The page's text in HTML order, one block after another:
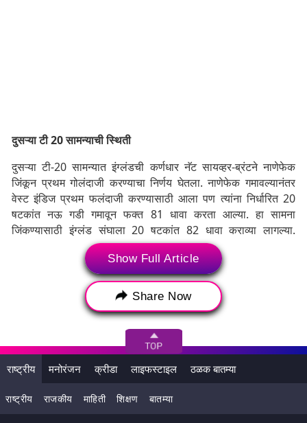
दुसऱ्या टी 20 सामन्याची स्थिती
दुसऱ्या टी-20 सामन्यात इंग्लंडची कर्णधार नॅट सायव्हर-ब्रंटने नाणेफेक
जिंकून प्रथम गोलंदाजी करण्याचा निर्णय घेतला. नाणेफेक गमावल्यानंतर
वेस्ट इंडिज प्रथम फलंदाजी करण्यासाठी आला पण त्यांना निर्धारित 20
षटकांत नऊ गडी गमावून फक्त 81 धावा करता आल्या. हा सामना
जिंकण्यासाठी इंग्लंड संघाला 20 षटकांत 82 धावा कराव्या लागल्या.
लक्ष्याचा पाठलाग करणाऱ्या इंग्लंडने केवळ 9.2 षटकांत एक गडी गमावून
इंग्लंड विरुद्ध वेस्ट इंडिज हेड टू हेड रेकॉर्ड
इंग्लंड आणि वेस्ट इंडिज यांच्यात आतापर्यंत टी-20 आंतरराष्ट्रीय
क्रिकेटमध्ये एकूण 31 सामने खेळले गेले आहेत. या काळात इंग्लंड संघाने
वरचढ कामगिरी केली आहे. इंग्लंड संघाने 21 सामने जिंकले आहेत. तर, वेस्ट
इंडिज संघाने फक्त नऊ सामने जिंकले आहेत. त्याच वेळी, एक सामना
बरोबरीत सुटला. तथापि, गेल्या ऑक्टोबरमध्ये वेस्ट इंडिजने इंग्लंडला सहा
विकेट्सने पराभूत करून 2024 च्या टी 20 विश्वचषकातून बाहेर काढले.
Show Full Article
Share Now
राष्ट्रीय मनोरंजन क्रीडा लाइफस्टाइल ठळक बातम्या
राष्ट्रीय राजकीय माहिती शिक्षण बातम्या